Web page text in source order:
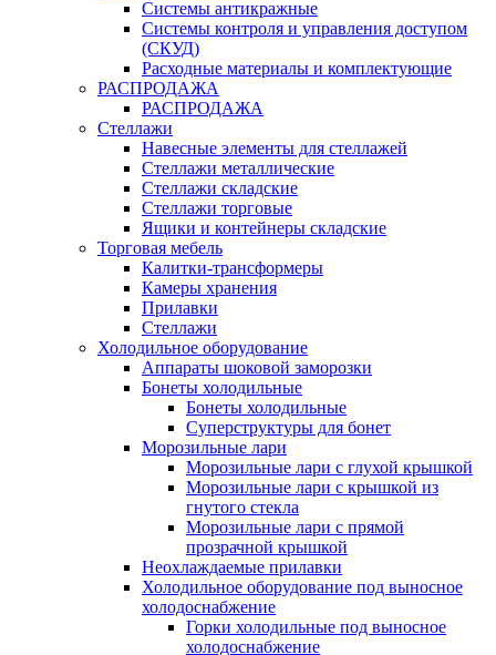
Системы антикражные
Системы контроля и управления доступом
(СКУД)
Расходные материалы и комплектующие
РАСПРОДАЖА
РАСПРОДАЖА
Стеллажи
Навесные элементы для стеллажей
Стеллажи металлические
Стеллажи складские
Стеллажи торговые
Ящики и контейнеры складские
Торговая мебель
Калитки-трансформеры
Камеры хранения
Прилавки
Стеллажи
Холодильное оборудование
Аппараты шоковой заморозки
Бонеты холодильные
Бонеты холодильные
Суперструктуры для бонет
Морозильные лари
Морозильные лари с глухой крышкой
Морозильные лари с крышкой из
гнутого стекла
Морозильные лари с прямой
прозрачной крышкой
Неохлаждаемые прилавки
Холодильное оборудование под выносное
холодоснабжение
Горки холодильные под выносное
холодоснабжение